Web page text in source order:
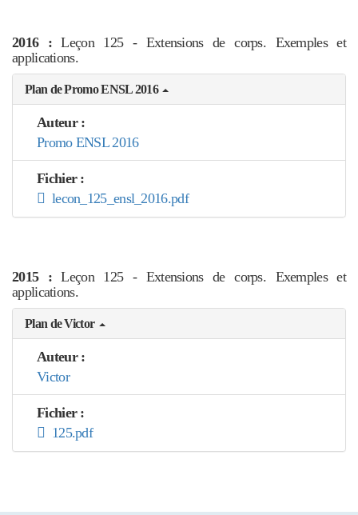
2016 : Leçon 125 - Extensions de corps. Exemples et
applications.
Plan de Promo ENSL 2016
Auteur :
Promo ENSL 2016
Fichier :
lecon_125_ensl_2016.pdf
2015 : Leçon 125 - Extensions de corps. Exemples et
applications.
Plan de Victor
Auteur :
Victor
Fichier :
125.pdf